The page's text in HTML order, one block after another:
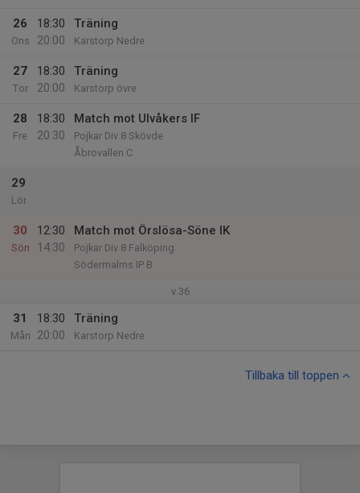
26
Ons
18:30
20:00
Träning
Karstorp Nedre
27
Tor
18:30
20:00
Träning
Karstorp övre
28
Fre
18:30
20:30
Match mot Ulvåkers IF
Pojkar Div 8 Skövde
Åbrovallen C
29
Lör
30
Sön
12:30
14:30
Match mot Örslösa-Söne IK
Pojkar Div 8 Falköping
Södermalms IP B
v.36
31
Mån
18:30
20:00
Träning
Karstorp Nedre
Tillbaka till toppen